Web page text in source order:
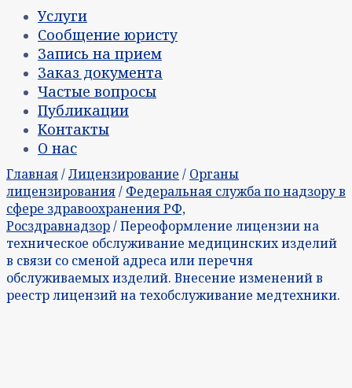
Услуги
Сообщение юристу
Запись на прием
Заказ документа
Частые вопросы
Публикации
Контакты
О нас
Главная/Лицензирование / Органы
лицензирования/ Федеральная служба по надзору в
сфере здравоохранения РФ,
Росздравнадзор/ Переоформление лицензии на
техническое обслуживание медицинских изделий
в связи со сменой адреса или перечня
обслуживаемых изделий. Внесение изменений в
реестр лицензий на техобслуживание медтехники.